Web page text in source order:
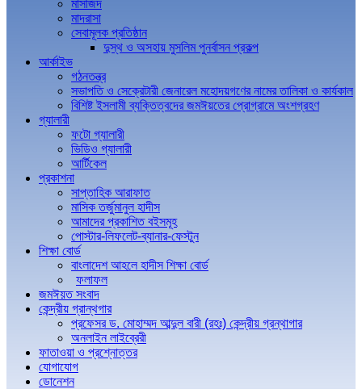
মাসজিদ
মাদরাসা
সেবামূলক প্রতিষ্ঠান
দুস্থ ও অসহায় মুসলিম পুনর্বাসন প্রকল্প
আর্কাইভ
গঠনতন্ত্র
সভাপতি ও সেক্রেটারী জেনারেল মহোদয়গণের নামের তালিকা ও কার্যকাল
বিশিষ্ট ইসলামী ব্যক্তিত্বদের জমঈয়তের প্রোগ্রামে অংশগ্রহণ
গ্যালারী
ফটো গ্যালারী
ভিডিও গ্যালারী
আর্টিকেল
প্রকাশনা
সাপ্তাহিক আরাফাত
মাসিক তর্জুমানুল হাদীস
আমাদের প্রকাশিত বইসমূহ
পোস্টার-লিফলেট-ব্যানার-ফেস্টুন
শিক্ষা বোর্ড
বাংলাদেশ আহলে হাদীস শিক্ষা বোর্ড
ফলাফল
জমঈয়ত সংবাদ
কেন্দ্রীয় গ্রান্থগার
প্রফেসর ড. মোহাম্মদ আব্দুল বারী (রহঃ) কেন্দ্রীয় গ্রন্থাগার
অনলাইন লাইব্রেরী
ফাতাওয়া ও প্রশ্নোত্তর
যোগাযোগ
ডোনেশন